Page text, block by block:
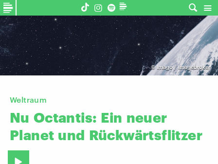
©Imago / Imagebroker
Weltraum
Nu Octantis: Ein neuer
Planet und Rückwärtsflitzer